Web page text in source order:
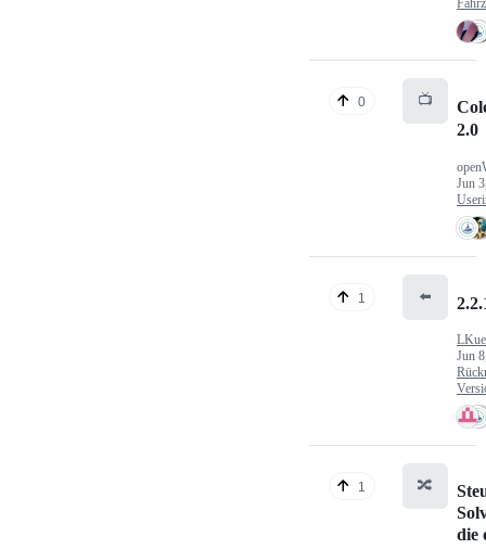
0 📺
2.0
Jun
1 ⬅️
Jun
1 🔀
die